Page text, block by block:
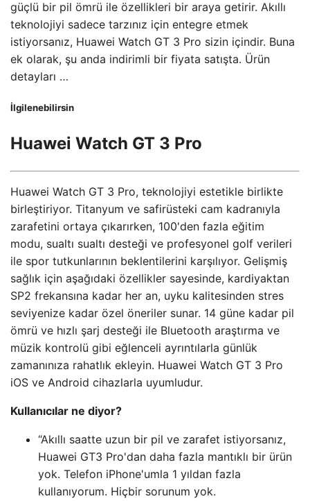
güçlü bir pil ömrü ile özellikleri bir araya getirir. Akıllı
teknolojiyi sadece tarzınız için entegre etmek
istiyorsanız, Huawei Watch GT 3 Pro sizin içindir. Buna
ek olarak, şu anda indirimli bir fiyata satışta. Ürün
detayları …
İlgilenebilirsin
Huawei Watch GT 3 Pro
Huawei Watch GT 3 Pro, teknolojiyi estetikle birlikte
birleştiriyor. Titanyum ve safirüsteki cam kadranıyla
zarafetini ortaya çıkarırken, 100'den fazla eğitim
modu, sualtı sualtı desteği ve profesyonel golf verileri
ile spor tutkunlarının beklentilerini karşılıyor. Gelişmiş
sağlık için aşağıdaki özellikler sayesinde, kardiyaktan
SP2 frekansına kadar her an, uyku kalitesinden stres
seviyenize kadar özel öneriler sunar. 14 güne kadar pil
ömrü ve hızlı şarj desteği ile Bluetooth araştırma ve
müzik kontrolü gibi eğlenceli ayrıntılarla günlük
zamanınıza rahatlık ekleyin. Huawei Watch GT 3 Pro
iOS ve Android cihazlarla uyumludur.
Kullanıcılar ne diyor?
“Akıllı saatte uzun bir pil ve zarafet istiyorsanız,
Huawei GT3 Pro'dan daha fazla mantıklı bir ürün
yok. Telefon iPhone'umla 1 yıldan fazla
kullanıyorum. Hiçbir sorunum yok.